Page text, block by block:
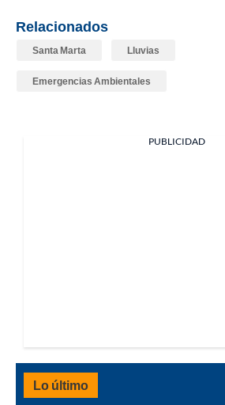
Relacionados
Santa Marta Lluvias
Emergencias Ambientales
PUBLICIDAD
Lo último